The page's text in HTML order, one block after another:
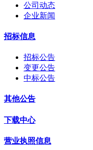
公司动态
企业新闻
招标信息
招标公告
变更公告
中标公告
其他公告
下载中心
营业执照信息